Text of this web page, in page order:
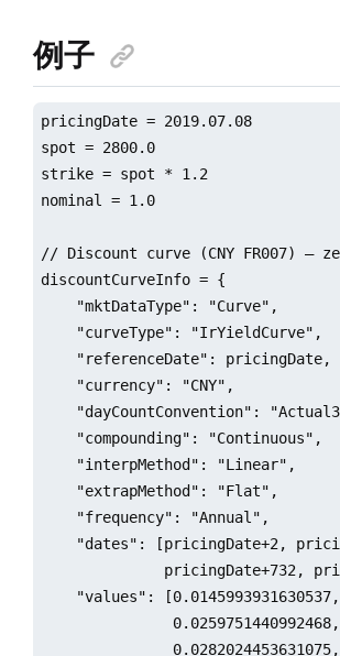
例子
pricingDate = 2019.07.08
spot = 2800.0
strike = spot * 1.2
nominal = 1.0
// Discount curve (CNY FR007) —
discountCurveInfo = {
    "mktDataType": "Curve",
    "curveType": "IrYieldCurve",
    "referenceDate": pricingDate,
    "currency": "CNY",
"dayCountConvention":
    "compounding": "Continuous",
    "interpMethod": "Linear",
    "extrapMethod": "Flat",
    "frequency": "Annual",
"dates": [pricingDate+2,
pricingDate+732,
"values":